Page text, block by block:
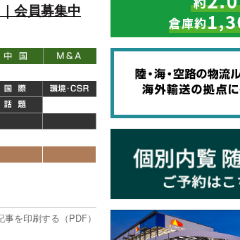
会員募集中
事を印刷する（PDF）